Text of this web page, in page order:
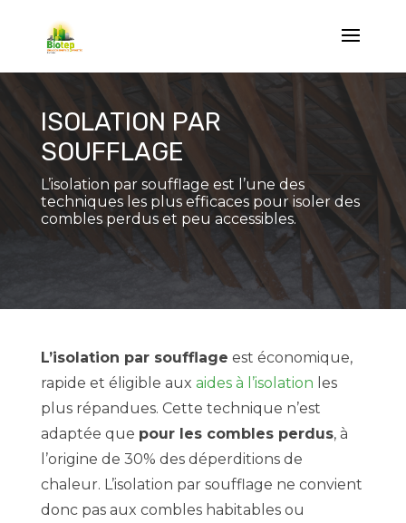
ISOLATION PAR
SOUFFLAGE
L’isolation par soufflage est l’une des
techniques les plus efficaces pour isoler des
combles perdus et peu accessibles.
L’isolation par soufflage est économique,
rapide et éligible aux aides à l’isolation les
plus répandues. Cette technique n’est
adaptée que pour les combles perdus, à
l’origine de 30% des déperditions de
chaleur. L’isolation par soufflage ne convient
donc pas aux combles habitables ou